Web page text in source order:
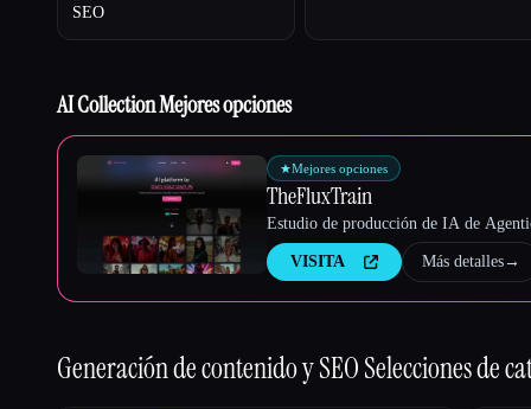
SEO
AI Collection Mejores opciones
★Mejores opciones
TheFluxTrain
Estudio de producción de IA de
VISITA Más detalles→
Generación de contenido y SEOSelecciones de